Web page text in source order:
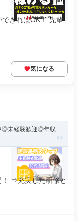
きればOK！ 先輩
気になる
◎未経験歓迎◎年収
⇒充実した研修と